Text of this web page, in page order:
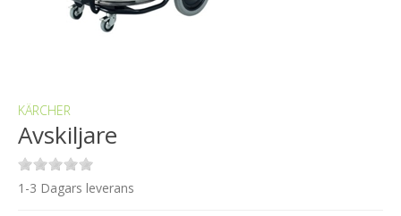
KÄRCHER
Avskiljare
1-3 Dagars leverans